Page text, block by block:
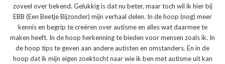
zoveel over bekend. Gelukkig is dat nu beter, maar toch wil ik hier bij
EBB (Een Beetje Bijzonder) mijn verhaal delen. In de hoop (nog) meer
kennis en begrip te creëren over autisme en alles wat daarmee te
maken heeft. In de hoop herkenning te bieden voor mensen zoals ik. In
de hoop tips te geven aan andere autisten en omstanders. En in de
hoop dat ik mijn eigen zoektocht naar wie ik ben met autisme uit kan